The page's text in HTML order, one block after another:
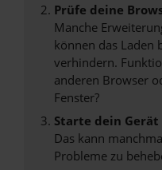
Prüfe deine
Manche
können das Laden
verhindern.
anderen Browser
Fenster?
Starte dein Gerät
Das kann
Probleme zu